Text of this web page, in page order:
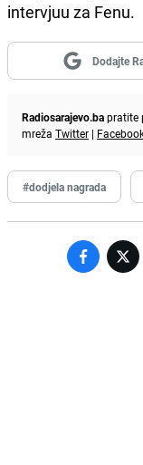
intervjuu za Fenu.
Dodajte
Radiosarajevo.bapratite
mreža Twitter |
#dodjela nagrada